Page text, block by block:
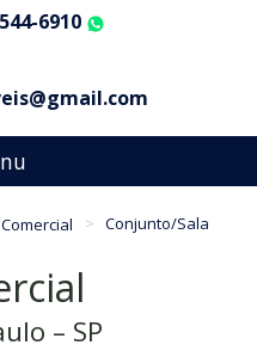
6910
Comercial Conjunto/Sala
– SP